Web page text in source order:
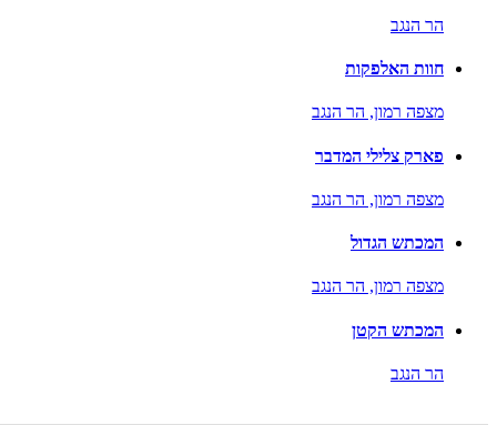
הר הנגב
חוות האלפקות
מצפה רמון, הר הנגב
פארק צלילי המדבר
מצפה רמון, הר הנגב
המכתש הגדול
מצפה רמון, הר הנגב
המכתש הקטן
הר הנגב